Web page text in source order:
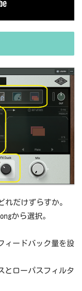
れだけずらすか。
から選択。
ィードバック量を設
とローパスフィルタ